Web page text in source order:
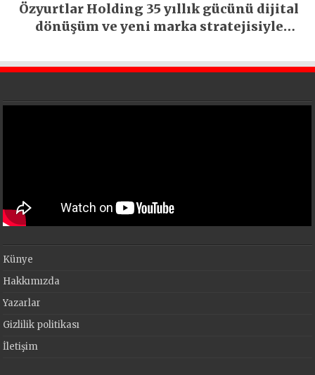
Özyurtlar Holding 35 yıllık gücünü dijital
dönüşüm ve yeni marka stratejisiyle
Künye
Hakkımızda
Yazarlar
Gizlilik politikası
İletişim